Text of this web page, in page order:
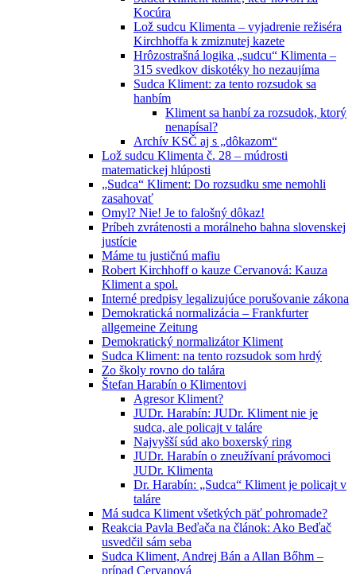
Kocúra
Lož sudcu Klimenta – vyjadrenie režiséra
Kirchhoffa k zmiznutej kazete
Hrôzostrašná logika „sudcu“ Klimenta –
315 svedkov diskotéky ho nezaujíma
Sudca Kliment: za tento rozsudok sa
hanbím
Kliment sa hanbí za rozsudok, ktorý
nenapísal?
Archív KSČ aj s „dôkazom“
Lož sudcu Klimenta č. 28 – múdrosti
matematickej hlúposti
„Sudca“ Kliment: Do rozsudku sme nemohli
zasahovať
Omyl? Nie! Je to falošný dôkaz!
Príbeh zvrátenosti a morálneho bahna slovenskej
justície
Máme tu justičnú mafiu
Robert Kirchhoff o kauze Cervanová: Kauza
Kliment a spol.
Interné predpisy legalizujúce porušovanie zákona
Demokratická normalizácia – Frankfurter
allgemeine Zeitung
Demokratický normalizátor Kliment
Sudca Kliment: na tento rozsudok som hrdý
Zo školy rovno do talára
Štefan Harabín o Klimentovi
Agresor Kliment?
JUDr. Harabín: JUDr. Kliment nie je
sudca, ale policajt v taláre
Najvyšší súd ako boxerský ring
JUDr. Harabín o zneužívaní právomoci
JUDr. Klimenta
Dr. Harabín: „Sudca“ Kliment je policajt v
taláre
Má sudca Kliment všetkých päť pohromade?
Reakcia Pavla Beďača na článok: Ako Beďač
usvedčil sám seba
Sudca Kliment, Andrej Bán a Allan Bőhm –
prípad Cervanová